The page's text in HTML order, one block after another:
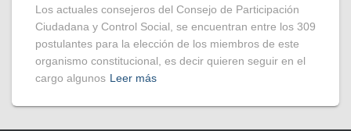
Los actuales consejeros del Consejo de Participación
Ciudadana y Control Social, se encuentran entre los 309
postulantes para la elección de los miembros de este
organismo constitucional, es decir quieren seguir en el
cargo algunos Leer más